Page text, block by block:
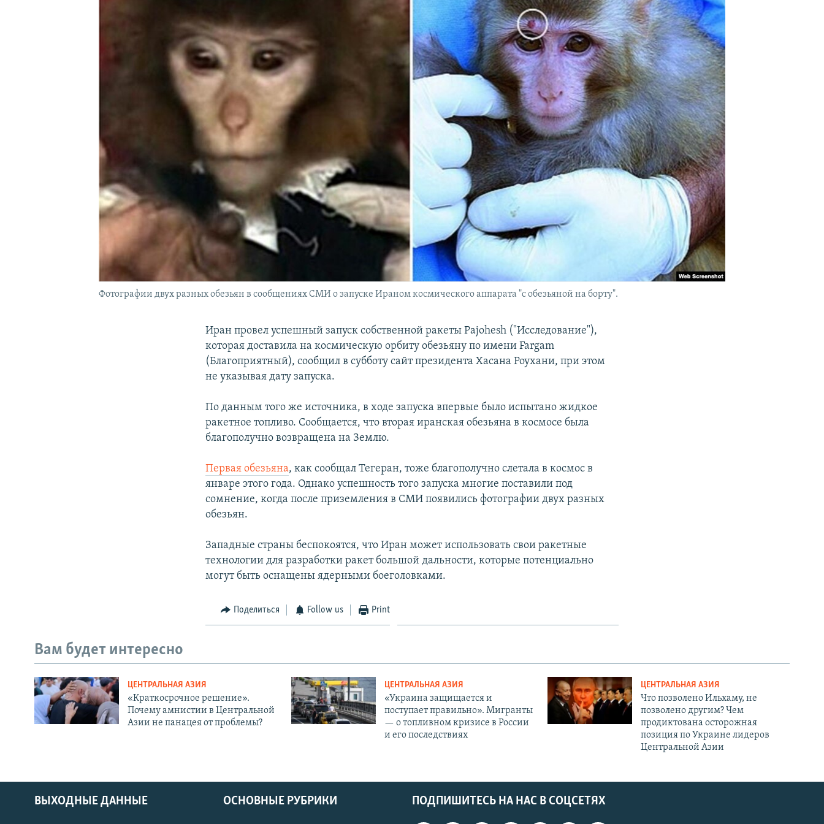
Фотографии двух разных обезьян в сообщениях СМИ о запуске Ираном космического аппарата "с обезьяной на борту".
Иран провел успешный запуск собственной ракеты Pajohesh ("Исследование"),
которая доставила на космическую орбиту обезьяну по имени Fargam
(Благоприятный), сообщил в субботу сайт президента Хасана Роухани, при этом
не указывая дату запуска.
По данным того же источника, в ходе запуска впервые было испытано жидкое
ракетное топливо. Сообщается, что вторая иранская обезьяна в космосе была
благополучно возвращена на Землю.
Первая обезьяна, как сообщал Тегеран, тоже благополучно слетала в космос в
январе этого года. Однако успешность того запуска многие поставили под
сомнение, когда после приземления в СМИ появились фотографии двух разных
обезьян.
Западные страны беспокоятся, что Иран может использовать свои ракетные
технологии для разработки ракет большой дальности, которые потенциально
могут быть оснащены ядерными боеголовками.
Поделиться Follow us Print
Вам будет интересно
ЦЕНТРАЛЬНАЯ АЗИЯ
«Краткосрочное решение».
Почему амнистии в Центральной
Азии не панацея от проблемы?
ЦЕНТРАЛЬНАЯ АЗИЯ
«Украина защищается и
поступает правильно». Мигранты
— о топливном кризисе в России
и его последствиях
ЦЕНТРАЛЬНАЯ АЗИЯ
Что позволено Ильхаму, не
позволено другим? Чем
продиктована осторожная
позиция по Украине лидеров
Центральной Азии
ПОДПИШИТЕСЬ НА НАС В СОЦСЕТЯХ
ВЫХОДНЫЕ ДАННЫЕ ОСНОВНЫЕ РУБРИКИ